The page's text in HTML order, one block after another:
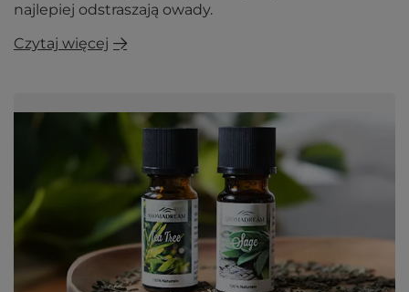
najlepiej odstraszają owady.
Czytaj więcej